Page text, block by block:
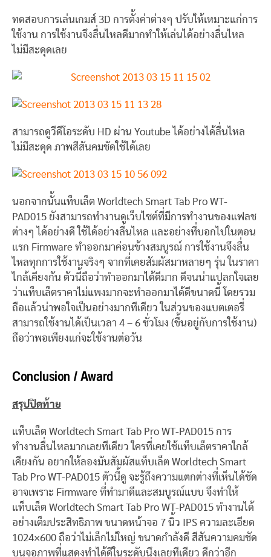
ทดสอบการเล่นเกมส์ 3D การตั้งค่าต่างๆ ปรับให้เหมาะแก่การ
ใช้งาน การใช้งานจึงลื่นไหลดีมากทำให้เล่นได้อย่างลื่นไหล
ไม่มีสะดุดเลย
สามารถดูวีดีโอระดับ HD ผ่าน Youtube ได้อย่างได้ลื่นไหล
ไม่มีสะดุด ภาพสีสันคมชัดใช้ได้เลย
นอกจากนั้นแท็บเล็ต Worldtech Smart Tab Pro WT-
PAD015 ยังสามารถทำงานดูเว็บไซต์ที่มีการทำงานของแฟลช
ต่างๆ ได้อย่างดี ใช้ได้อย่างลื่นไหล และอย่างที่บอกไปในตอน
แรก Firmware ทำออกมาค่อนข้างสมบูรณ์ การใช้งานจึงลื่น
ไหลทุกการใช้งานจริงๆ จากที่เคยสัมผัสมาหลายๆ รุ่น ในราคา
ไกล้เคียงกัน ตัวนี้ถือว่าทำออกมาได้ดีมาก ดีจนน่าแปลกใจเลย
ว่าแท็บเล็ตราคาไม่แพงมากจะทำออกมาได้ดีขนาดนี้ โดยรวม
ถือแล้วน่าพอใจเป็นอย่างมากทีเดียว ในส่วนของแบตเตอรี่
สามารถใช้งานได้เป็นเวลา 4 – 6 ชั่วโมง (ขึ้นอยู่กับการใช้งาน)
ถือว่าพอเพียงแก่จะใช้งานต่อวัน
Conclusion / Award
สรุปปิดท้าย
แท็บเล็ต Worldtech Smart Tab Pro WT-PAD015 การ
ทำงานลื่นไหลมากเลยทีเดียว ใครที่เคยใช้แท็บเล็ตราคาใกล้
เคียงกัน อยากให้ลองมันสัมผัสแท็บเล็ต Worldtech Smart
Tab Pro WT-PAD015 ตัวนี้ดู จะรู้ถึงความแตกต่างที่เห็นได้ชัด
อาจเพราะ Firmware ที่ทำมาดีและสมบูรณ์แบบ จึงทำให้
แท็บเล็ต Worldtech Smart Tab Pro WT-PAD015 ทำงานได้
อย่างเต็มประสิทธิภาพ ขนาดหน้าจอ 7 นิ้ว IPS ความละเอียด
1024×600 ถือว่าไม่เล็กไม่ใหญ่ ขนาดกำลังดี สีสันความคมชัด
บนจอภาพที่แสดงทำได้ดีในระดับนึงเลยทีเดียว ดีกว่าอีก